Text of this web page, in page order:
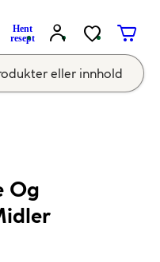
Hent
resept
Og